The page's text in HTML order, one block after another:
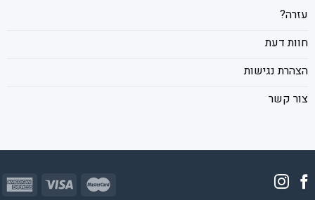
עזרה?
חוות דעת
הצהרת נגישות
צור קשר